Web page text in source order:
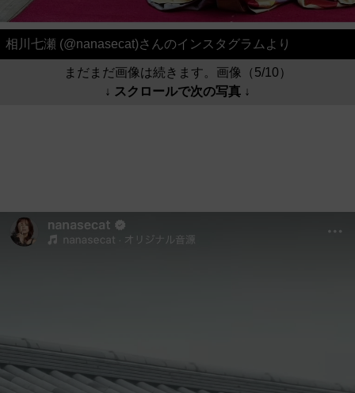
相川七瀬 (@nanasecat)さんのインスタグラムより
まだまだ画像は続きます。画像（5/10）
↓ スクロールで次の写真 ↓